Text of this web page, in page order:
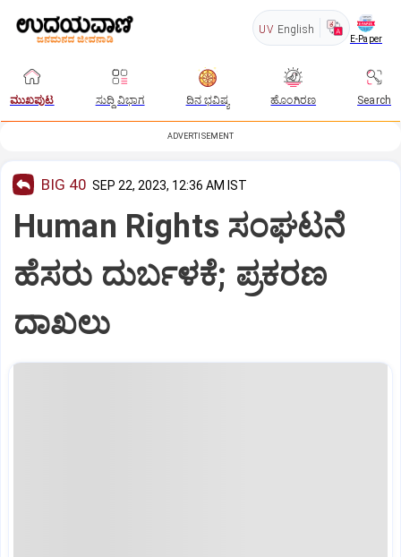
UV English
E-Paper
ಮುಖಪುಟ ಸುದ್ದಿ ವಿಭಾಗ ದಿನ ಭವಿಷ್ಯ ಹೊಂಗಿರಣ Search
ADVERTISEMENT
BIG 40 SEP 22, 2023, 12:36 AM IST
Human Rights ಸಂಘಟನೆ
ಹೆಸರು ದುರ್ಬಳಕೆ; ಪ್ರಕರಣ
ದಾಖಲು